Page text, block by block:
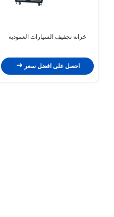
خزانة تجفيف السيارات العمودية
احصل على افضل سعر